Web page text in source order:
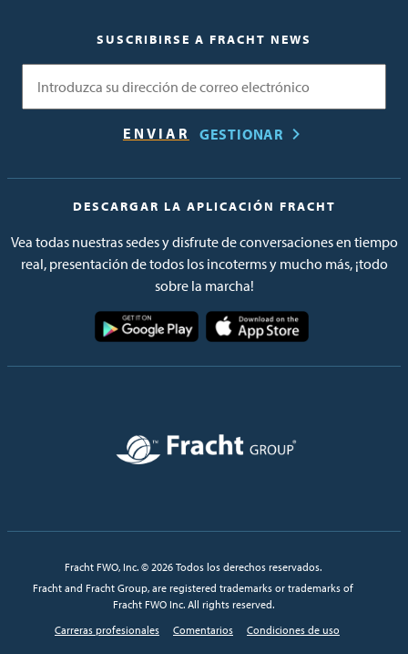
SUSCRIBIRSE A FRACHT NEWS
GESTIONAR
DESCARGAR LA APLICACIÓN FRACHT
Vea todas nuestras sedes y disfrute de conversaciones en tiempo
real, presentación de todos los incoterms y mucho más, ¡todo
sobre la marcha!
Imagen
Imagen
Fracht FWO, Inc. © 2026 Todos los derechos reservados.
Fracht and Fracht Group, are registered trademarks or trademarks of
Fracht FWO Inc. All rights reserved.
Carreras profesionales
Comentarios Condiciones de uso